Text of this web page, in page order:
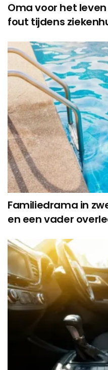
Oma voor het
fout tijdens
Familiedrama in
en een vader